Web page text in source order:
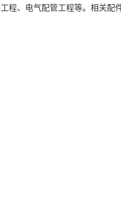
工程、电气配管工程等。相关配